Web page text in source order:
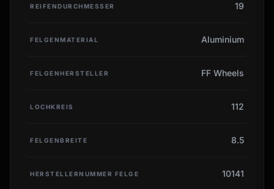
REIFENDURCHMESSER 19
FELGENMATERIAL Aluminium
FELGENHERSTELLER FF Wheels
LOCHKREIS 112
FELGENBREITE 8.5
HERSTELLERNUMMER FELGE 10141